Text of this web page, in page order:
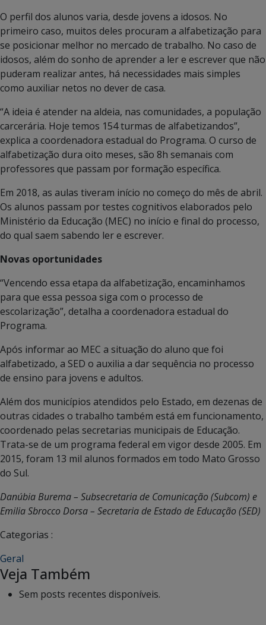
O perfil dos alunos varia, desde jovens a idosos. No
primeiro caso, muitos deles procuram a alfabetização para
se posicionar melhor no mercado de trabalho. No caso de
idosos, além do sonho de aprender a ler e escrever que não
puderam realizar antes, há necessidades mais simples
como auxiliar netos no dever de casa.
“A ideia é atender na aldeia, nas comunidades, a população
carcerária. Hoje temos 154 turmas de alfabetizandos”,
explica a coordenadora estadual do Programa. O curso de
alfabetização dura oito meses, são 8h semanais com
professores que passam por formação específica.
Em 2018, as aulas tiveram início no começo do mês de abril.
Os alunos passam por testes cognitivos elaborados pelo
Ministério da Educação (MEC) no início e final do processo,
do qual saem sabendo ler e escrever.
Novas oportunidades
“Vencendo essa etapa da alfabetização, encaminhamos
para que essa pessoa siga com o processo de
escolarização”, detalha a coordenadora estadual do
Programa.
Após informar ao MEC a situação do aluno que foi
alfabetizado, a SED o auxilia a dar sequência no processo
de ensino para jovens e adultos.
Além dos municípios atendidos pelo Estado, em dezenas de
outras cidades o trabalho também está em funcionamento,
coordenado pelas secretarias municipais de Educação.
Trata-se de um programa federal em vigor desde 2005. Em
2015, foram 13 mil alunos formados em todo Mato Grosso
do Sul.
Danúbia Burema – Subsecretaria de Comunicação (Subcom) e
Emilia Sbrocco Dorsa – Secretaria de Estado de Educação (SED)
Categorias :
Geral
Veja Também
Sem posts recentes disponíveis.